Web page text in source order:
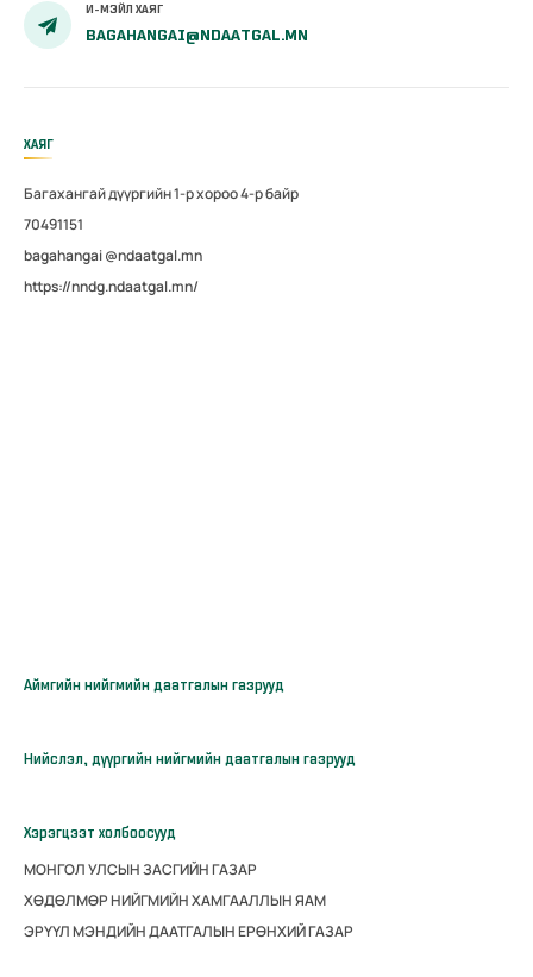
И-МЭЙЛ ХАЯГ
BAGAHANGAI@NDAATGAL.MN
ХАЯГ
Багахангай дүүргийн 1-р хороо 4-р байр
70491151
bagahangai @ndaatgal.mn
https://nndg.ndaatgal.mn/
Аймгийн нийгмийн даатгалын газрууд
Нийслэл, дүүргийн нийгмийн даатгалын газрууд
Хэрэгцээт холбоосууд
МОНГОЛ УЛСЫН ЗАСГИЙН ГАЗАР
ХӨДӨЛМӨР НИЙГМИЙН ХАМГААЛЛЫН ЯАМ
ЭРҮҮЛ МЭНДИЙН ДААТГАЛЫН ЕРӨНХИЙ ГАЗАР